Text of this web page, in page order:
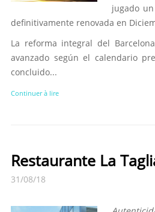
jugado
definitivamente renovada en
La reforma integral del
avanzado según el calendario
concluido...
Continuer à lire
Restaurante La
31/08/18